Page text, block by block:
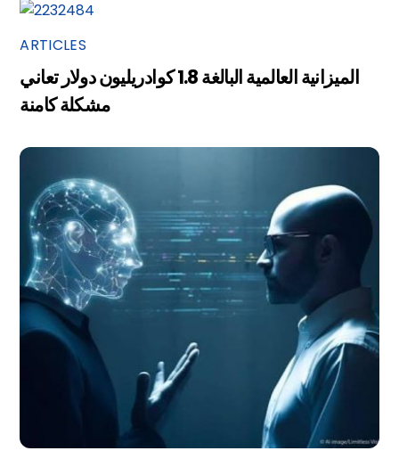
ARTICLES
الميزانية العالمية البالغة 1.8 كوادريليون دولار تعاني
مشكلة كامنة